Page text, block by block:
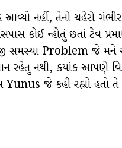
નહીં, તેનો ચહેરો
કોઈ ન્હોતું છતાં ટેવ
Problem જે મને
નથી, કયાંક આપણે
જે કહી રહ્યો હતો તે